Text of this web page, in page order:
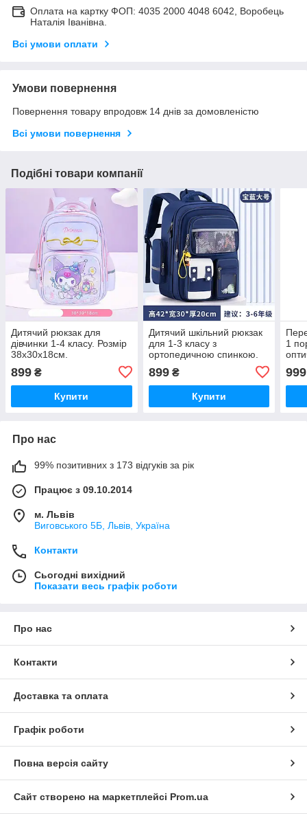
Оплата на картку ФОП: 4035 2000 4048 6042, Воробець
Наталія Іванівна.
Всі умови оплати
Умови повернення
Повернення товару впродовж 14 днів за домовленістю
Всі умови повернення
Подібні товари компанії
Дитячий рюкзак для
дівчинки 1-4 класу. Розмір
38х30х18см.
899 ₴
Купити
Дитячий шкільний рюкзак
для 1-3 класу з
ортопедичною спинкою.
899₴
Купити
1
999
Про нас
99% позитивних з 173 відгуків за рік
Працює з 09.10.2014
м. Львів
Виговського 5Б, Львів, Україна
Контакти
Сьогодні вихідний
Показати весь графік роботи
Про нас
Контакти
Доставка та оплата
Графік роботи
Повна версія сайту
Сайт створено на маркетплейсі Prom.ua